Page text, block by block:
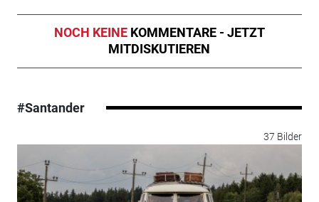
NOCH KEINE KOMMENTARE - JETZT
MITDISKUTIEREN
#Santander
37 Bilder